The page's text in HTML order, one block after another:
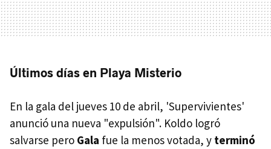
Últimos días en Playa Misterio
En la gala del jueves 10 de abril, 'Supervivientes'
anunció una nueva "expulsión". Koldo logró
salvarse pero Gala fue la menos votada, y terminó